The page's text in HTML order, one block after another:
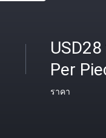
Per
ราคา